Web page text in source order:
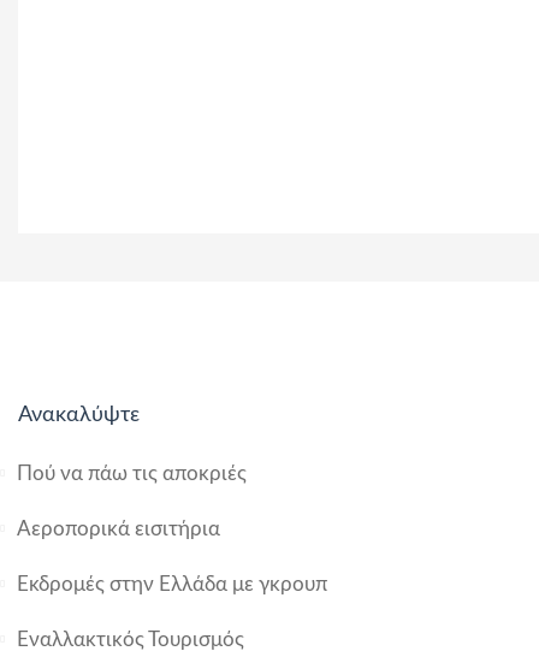
Ανακαλύψτε
Πού να πάω τις αποκριές
Αεροπορικά εισιτήρια
Εκδρομές στην Ελλάδα με γκρουπ
Εναλλακτικός Τουρισμός